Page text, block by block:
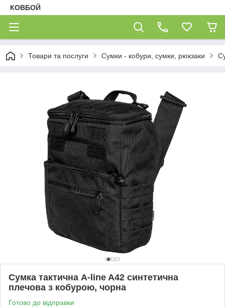
КОВБОЙ
Товари та послуги Сумки - кобури, сумки, рюкзаки
Сумка тактична A-line A42 синтетична
плечова з кобурою, чорна
Готово до відправки